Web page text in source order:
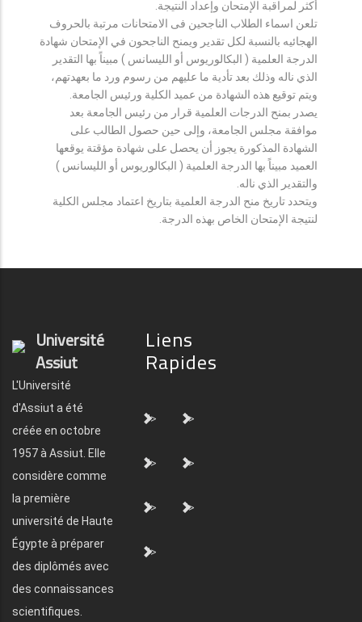
أكثر لمراقبة الإمتحان وإعداد النتيجة.
تلعن اسماء الطلاب الناجحين فى الامتحانات مرتبة بالحروف
الهجائيه بالنسبة لكل تقدير ويمنح الناجحون في الإمتحان شهادة
الدرجة العلمية ( البكالوريوس أو الليسانس ) مبيناً بها التقدير
الذي ناله وذلك بعد تأدية ما عليهم من رسوم ورد ما بعهدتهم،
ويتم توقيع هذه الشهادة من عميد الكلية ورئيس الجامعة.
يصدر بمنح الدرجات العلمية قرار من رئيس الجامعة بعد
موافقة مجلس الجامعة، وإلى حين حصول الطالب على
الشهادة المذكورة يجوز أن يحصل على شهادة مؤقتة يوقعها
العميد مبيناً بها الدرجة العلمية ( البكالوريوس أو الليسانس )
والتقدير الذي ناله.
ويتحدد تاريخ منح الدرجة العلمية بتاريخ اعتماد مجلس الكلية
لنتيجة الإمتحان الخاص بهذه الدرجة.
Université
Assiut
L'Université
d'Assiut a été
créée en octobre
1957 à Assiut. Elle
considère comme
la première
université de Haute
Égypte à préparer
des diplômés avec
des connaissances
scientifiques.
Liens
Rapides
"> ">
"> ">
"> ">
">